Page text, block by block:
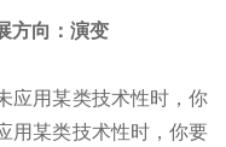
方向：演变
应用某类技术性时，你
用某类技术性时，你要